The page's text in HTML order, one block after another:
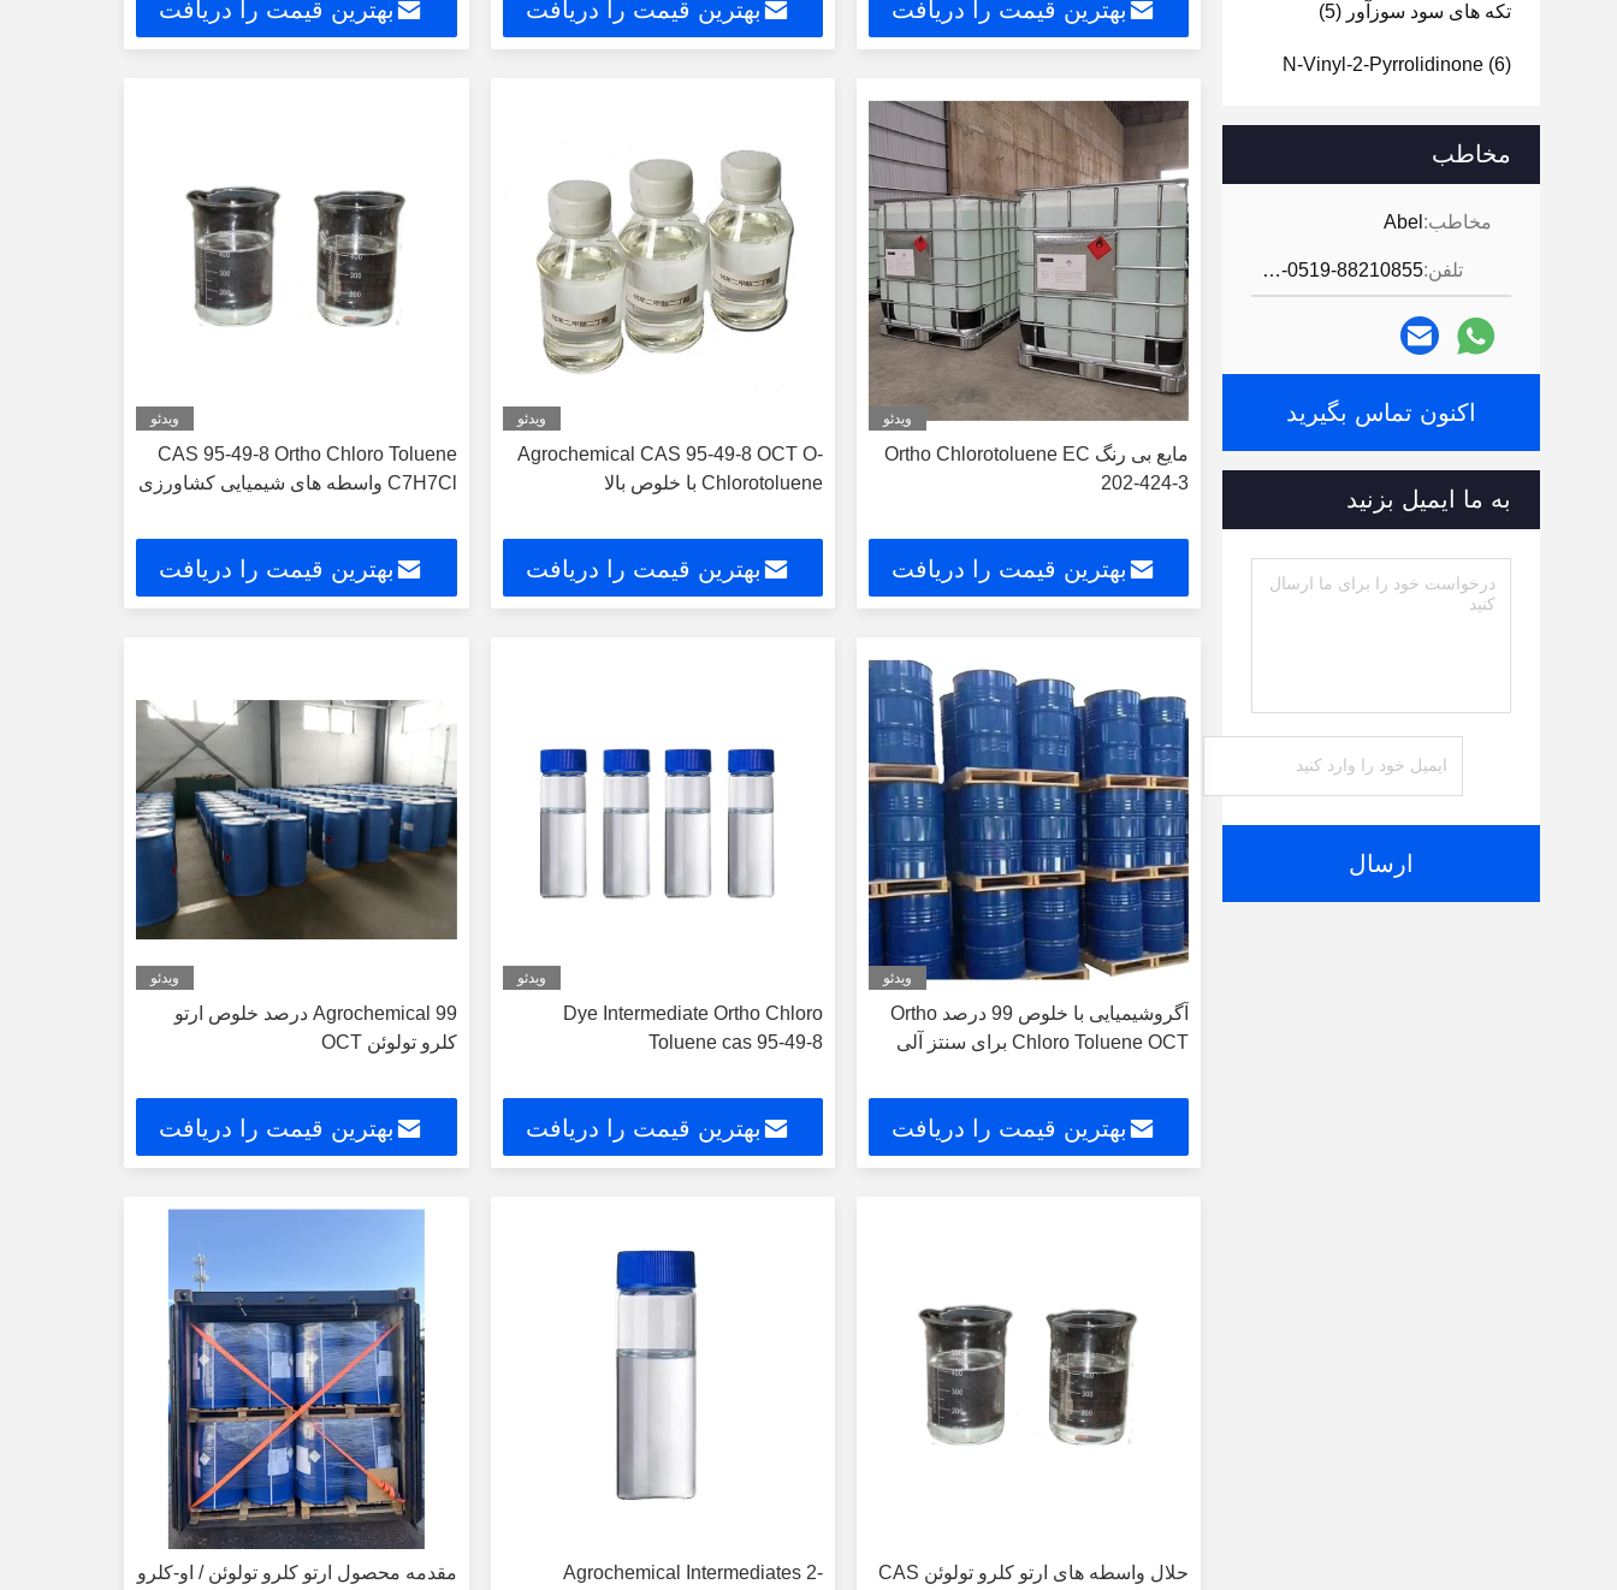
تکه های سود سوزآور (5)
N-Vinyl-2-Pyrrolidinone (6)
مخاطب
مخاطب: Abel
تلفن: 86-0519-88210855
اکنون تماس بگیرید
به ما ایمیل بزنید
ارسال
بهترین قیمت را دریافت بهترین قیمت را دریافت بهترین قیمت را دریافت
ویدئو
مایع بی رنگ Ortho Chlorotoluene EC
202-424-3
بهترین قیمت را دریافت
ویدئو
Agrochemical CAS 95-49-8 OCT O-
Chlorotoluene با خلوص بالا
بهترین قیمت را دریافت
ویدئو
CAS 95-49-8 Ortho Chloro Toluene
C7H7Cl واسطه های شیمیایی کشاورزی
بهترین قیمت را دریافت
ویدئو
آگروشیمیایی با خلوص 99 درصد Ortho
Chloro Toluene OCT برای سنتز آلی
بهترین قیمت را دریافت
ویدئو
Dye Intermediate Ortho Chloro
Toluene cas 95-49-8
بهترین قیمت را دریافت
ویدئو
Agrochemical 99 درصد خلوص ارتو
کلرو تولوئن OCT
بهترین قیمت را دریافت
حلال واسطه های ارتو کلرو تولوئن CAS
Agrochemical Intermediates 2-
مقدمه محصول ارتو کلرو تولوئن / او-کلرو